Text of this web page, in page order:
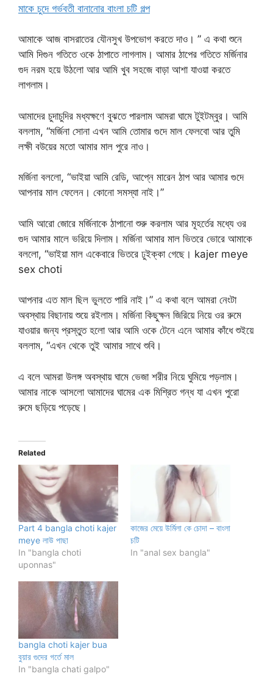
মাকে চুদে গর্ভবতী বানানোর বাংলা চটি গল্প
আমাকে আজ বাসরাতের যৌনসুখ উপভোগ করতে দাও। ” এ কথা শুনে
আমি দিগুন গতিতে ওকে ঠাপাতে লাগলাম। আমার ঠাপের গতিতে মর্জিনার
গুদ নরম হয়ে উঠলো আর আমি খুব সহজে বাড়া আশা যাওয়া করতে
লাগলাম।
আমাদের চুদাচুদির মধ্যক্ষণে বুঝতে পারলাম আমরা ঘামে টুইটম্বুর। আমি
বললাম, “মর্জিনা সোনা এখন আমি তোমার গুদে মাল ফেলবো আর তুমি
লক্ষী বউয়ের মতো আমার মাল পুরে নাও।
মর্জিনা বললো, “ভাইয়া আমি রেডি, আপ্নে মারেন ঠাপ আর আমার গুদে
আপনার মাল ফেলেন। কোনো সমস্যা নাই।”
আমি আরো জোরে মর্জিনাকে ঠাপানো শুরু করলাম আর মূহর্তের মধ্যে ওর
গুদ আমার মালে ভরিয়ে দিলাম। মর্জিনা আমার মাল ভিতরে ভোরে আমাকে
বললো, “ভাইয়া মাল একেবারে ভিতরে ঢুইক্কা গেছে। kajer meye
sex choti
আপনার এত মাল ছিল ভুলতে পারি নাই।” এ কথা বলে আমরা নেংটা
অবস্থায় বিছানায় শুয়ে রইলাম। মর্জিনা কিছুক্ষন জিরিয়ে নিয়ে ওর রুমে
যাওয়ার জন্য প্রস্তুত হলো আর আমি ওকে টেনে এনে আমার কাঁধে শুইয়ে
বললাম, “এখন থেকে তুই আমার সাথে শুবি।
এ বলে আমরা উলঙ্গ অবস্থায় ঘামে ভেজা শরীর নিয়ে ঘুমিয়ে পড়লাম।
আমার নাকে আসলো আমাদের ঘামের এক মিশ্রিত গন্ধ যা এখন পুরো
রুমে ছড়িয়ে পড়েছে।
Related
Part 4 bangla choti kajer
meye লাউ পাছা
In "bangla choti
uponnas"
কাজের মেয়ে উর্মিলা কে চোদা – বাংলা
চটি
In "anal sex bangla"
bangla choti kajer bua
বুয়ার গুদের গর্তে মাল
In "bangla chati galpo"